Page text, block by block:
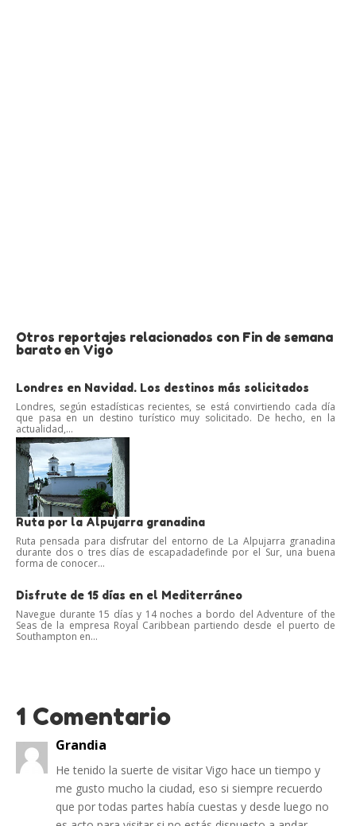
Otros reportajes relacionados con Fin de semana
barato en Vigo
Londres en Navidad. Los destinos más solicitados
Londres, según estadísticas recientes, se está convirtiendo cada día
que pasa en un destino turístico muy solicitado. De hecho, en la
actualidad,...
Ruta por la Alpujarra granadina
Ruta pensada para disfrutar del entorno de La Alpujarra granadina
durante dos o tres días de escapadadefinde por el Sur, una buena
forma de conocer...
Disfrute de 15 días en el Mediterráneo
Navegue durante 15 días y 14 noches a bordo del Adventure of the
Seas de la empresa Royal Caribbean partiendo desde el puerto de
Southampton en...
1 Comentario
Grandia
He tenido la suerte de visitar Vigo hace un tiempo y
me gusto mucho la ciudad, eso si siempre recuerdo
que por todas partes había cuestas y desde luego no